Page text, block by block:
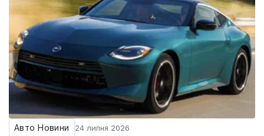
Авто Новини 24 липня 2026